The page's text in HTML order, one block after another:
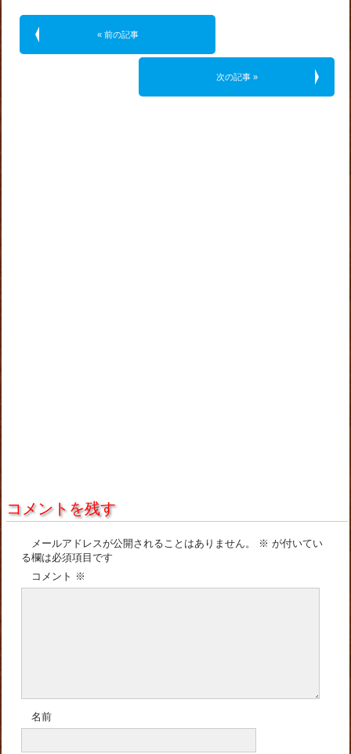
« 前の記事
次の記事 »
コメントを残す
メールアドレスが公開されることはありません。 ※ が付いてい
る欄は必須項目です
コメント ※
名前